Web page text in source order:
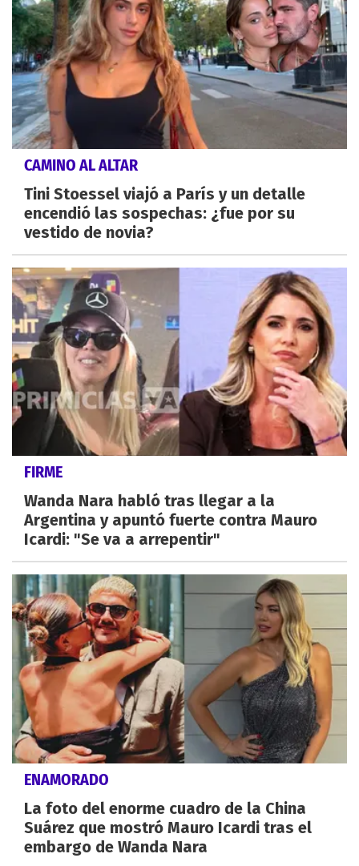
CAMINO AL ALTAR
Tini Stoessel viajó a París y un detalle
encendió las sospechas: ¿fue por su
vestido de novia?
FIRME
Wanda Nara habló tras llegar a la
Argentina y apuntó fuerte contra Mauro
Icardi: "Se va a arrepentir"
ENAMORADO
La foto del enorme cuadro de la China
Suárez que mostró Mauro Icardi tras el
embargo de Wanda Nara